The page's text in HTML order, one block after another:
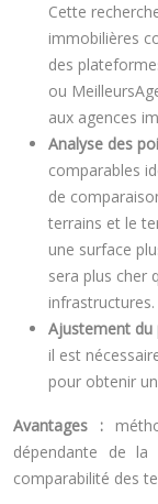
Cette
immobilières
des
ou
aux agences
Analyse des
comparables
de
terrains et le
une surface
sera plus cher
infrastructures.
Ajustement du
il est
pour obtenir
Avantages :
dépendante de
comparabilité des